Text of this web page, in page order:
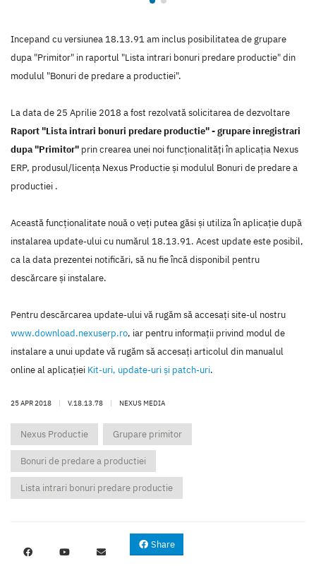
Incepand cu versiunea 18.13.91 am inclus posibilitatea de grupare
dupa "Primitor" in raportul "Lista intrari bonuri predare productie" din
modulul "Bonuri de predare a productiei".
La data de 25 Aprilie 2018 a fost rezolvată solicitarea de dezvoltare
Raport "Lista intrari bonuri predare productie" - grupare inregistrari
dupa "Primitor" prin crearea unei noi funcţionalităţi în aplicaţia Nexus
ERP, produsul/licenţa Nexus Productie şi modulul Bonuri de predare a
productiei .
Această funcţionalitate nouă o veţi putea găsi şi utiliza în aplicaţie după
instalarea update-ului cu numărul 18.13.91. Acest update este posibil,
ca la data prezentei notificări, să nu fie încă disponibil pentru
descărcare şi instalare.
Pentru descărcarea update-ului vă rugăm să accesaţi site-ul nostru
www.download.nexuserp.ro, iar pentru informaţii privind modul de
instalare a unui update vă rugăm să accesaţi articolul din manualul
online al aplicaţiei Kit-uri, update-uri şi patch-uri.
25 APR 2018 | V.18.13.78 | NEXUS MEDIA
Nexus Productie Grupare primitor
Bonuri de predare a productiei
Lista intrari bonuri predare productie
Share